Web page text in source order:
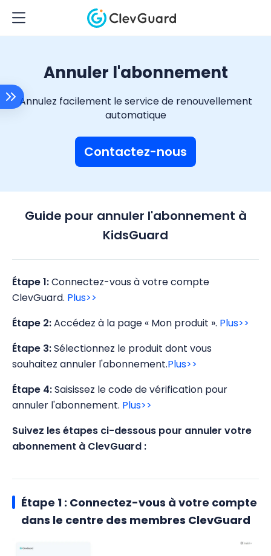
Annuler l'abonnement
Annulez facilement le service de renouvellement
automatique
Contactez-nous
Guide pour annuler l'abonnement à
KidsGuard
Étape 1:Connectez-vous à votre compte
ClevGuard. Plus>>
Étape 2:Accédez à la page « Mon produit ». Plus>>
Étape 3:Sélectionnez le produit dont vous
souhaitez annuler l'abonnement.Plus>>
Étape 4:Saisissez le code de vérification pour
annuler l'abonnement. Plus>>
Suivez les étapes ci-dessous pour annuler votre
abonnement à ClevGuard :
Étape 1 : Connectez-vous à votre compte
dans le centre des membres ClevGuard